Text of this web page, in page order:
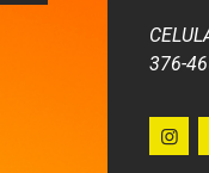
376-